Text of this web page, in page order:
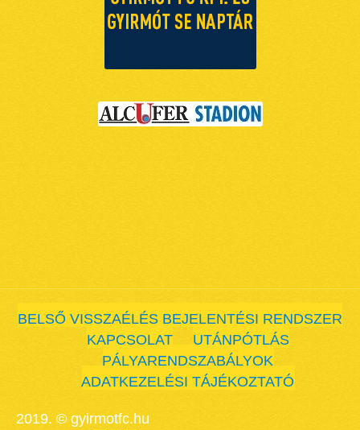
BELSŐ VISSZAÉLÉS BEJELENTÉSI RENDSZER
KAPCSOLAT
UTÁNPÓTLÁS
PÁLYARENDSZABÁLYOK
ADATKEZELÉSI TÁJÉKOZTATÓ
2019. © gyirmotfc.hu